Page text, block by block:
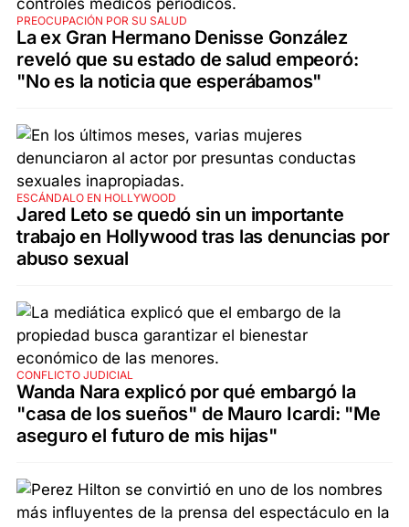
PREOCUPACIÓN POR SU SALUD
La ex Gran Hermano Denisse González
reveló que su estado de salud empeoró:
"No es la noticia que esperábamos"
ESCÁNDALO EN HOLLYWOOD
Jared Leto se quedó sin un importante
trabajo en Hollywood tras las denuncias por
abuso sexual
CONFLICTO JUDICIAL
Wanda Nara explicó por qué embargó la
"casa de los sueños" de Mauro Icardi: "Me
aseguro el futuro de mis hijas"